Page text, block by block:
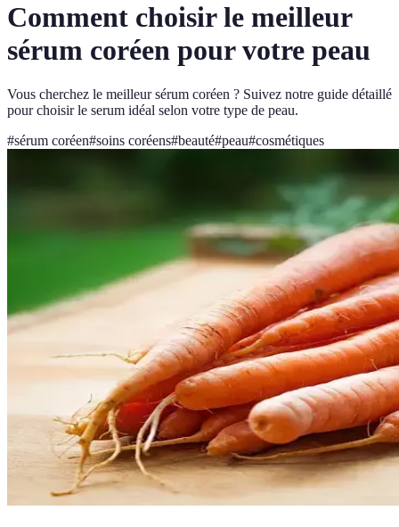
Comment choisir le meilleur
sérum coréen pour votre peau
Vous cherchez le meilleur sérum coréen ? Suivez notre guide détaillé
pour choisir le serum idéal selon votre type de peau.
#sérum coréen#soins coréens#beauté#peau#cosmétiques